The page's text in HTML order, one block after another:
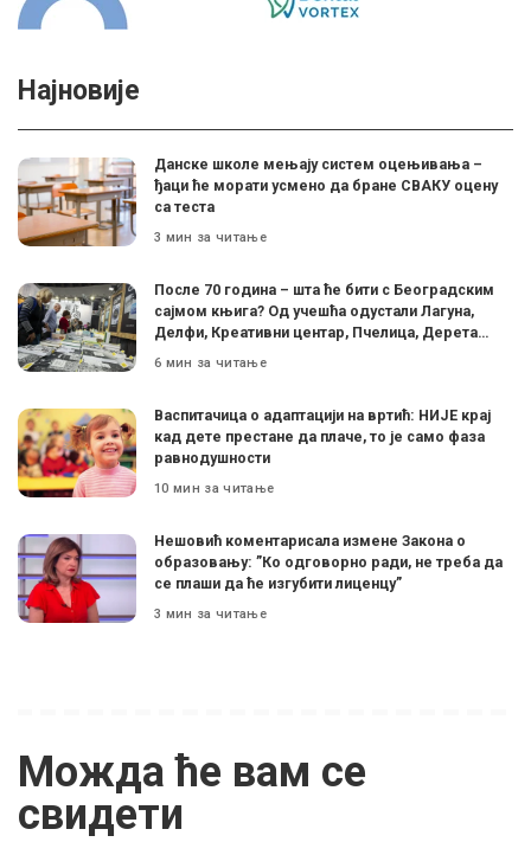
Најновије
Данске школе мењају систем оцењивања –
ђаци ће морати усмено да бране СВАКУ оцену
са теста
3 мин за читање
После 70 година – шта ће бити с Београдским
сајмом књига? Од учешћа одустали Лагуна,
Делфи, Креативни центар, Пчелица, Дерета…
6 мин за читање
Васпитачица о адаптацији на вртић: НИЈЕ крај
кад дете престане да плаче, то је само фаза
равнодушности
10 мин за читање
Нешовић коментарисала измене Закона о
образовању: ”Ко одговорно ради, не треба да
се плаши да ће изгубити лиценцу”
3 мин за читање
Можда ће вам се
свидети